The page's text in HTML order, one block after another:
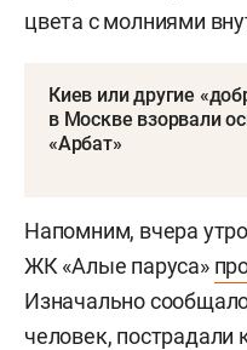
цвета с молниями
Киев или другие
в Москве взорвали
«Арбат»
Напомним, вчера
ЖК «Алые паруса»
Изначально
человек,